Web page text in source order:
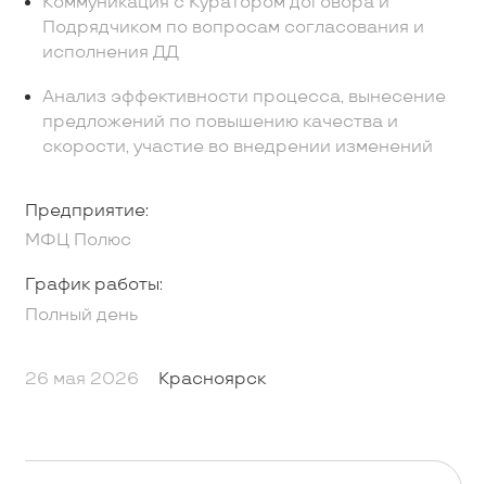
Подрядчиком по вопросам согласования и
исполнения ДД
Анализ эффективности процесса, вынесение
предложений по повышению качества и
скорости, участие во внедрении изменений
Предприятие:
МФЦ Полюс
График работы:
Полный день
26 мая 2026 Красноярск